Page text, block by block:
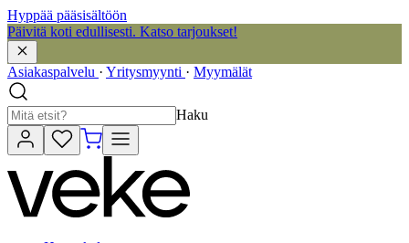
Hyppää pääsisältöön
Päivitä koti edullisesti. Katso tarjoukset!
Asiakaspalvelu · Yritysmyynti · Myymälät
Haku